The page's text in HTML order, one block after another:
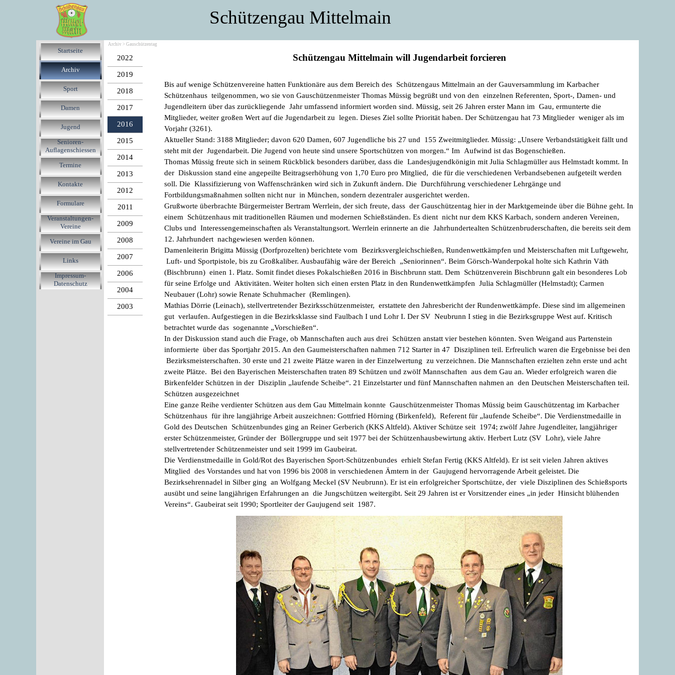
Schützengau Mittelmain
Startseite
Archiv
Sport
Damen
Jugend
Senioren-
Auflagenschiessen
Termine
Kontakte
Formulare
Veranstaltungen-
Vereine
Vereine im Gau
Links
Impressum-
Datenschutz
Archiv > Gauschützentag
2022
2019
2018
2017
2016
2015
2014
2013
2012
2011
2009
2008
2007
2006
2004
2003
Schützengau Mittelmain will Jugendarbeit forcieren
Bis auf wenige Schützenvereine hatten Funktionäre aus dem Bereich des Schützengaus Mittelmain an der Gauversammlung im Karbacher
Schützenhaus teilgenommen, wo sie von Gauschützenmeister Thomas Müssig begrüßt und von den einzelnen Referenten, Sport-, Damen- und
Jugendleitern über das zurückliegende Jahr umfassend informiert worden sind. Müssig, seit 26 Jahren erster Mann im Gau, ermunterte die
Mitglieder, weiter großen Wert auf die Jugendarbeit zu legen. Dieses Ziel sollte Priorität haben. Der Schützengau hat 73 Mitglieder weniger als im
Vorjahr (3261).
Aktueller Stand: 3188 Mitglieder; davon 620 Damen, 607 Jugendliche bis 27 und 155 Zweitmitglieder. Müssig: „Unsere Verbandstätigkeit fällt und
steht mit der Jugendarbeit. Die Jugend von heute sind unsere Sportschützen von morgen.“ Im Aufwind ist das Bogenschießen.
Thomas Müssig freute sich in seinem Rückblick besonders darüber, dass die Landesjugendkönigin mit Julia Schlagmüller aus Helmstadt kommt. In
der Diskussion stand eine angepeilte Beitragserhöhung von 1,70 Euro pro Mitglied, die für die verschiedenen Verbandsebenen aufgeteilt werden
soll. Die Klassifizierung von Waffenschränken wird sich in Zukunft ändern. Die Durchführung verschiedener Lehrgänge und
Fortbildungsmaßnahmen sollten nicht nur in München, sondern dezentraler ausgerichtet werden.
Grußworte überbrachte Bürgermeister Bertram Werrlein, der sich freute, dass der Gauschützentag hier in der Marktgemeinde über die Bühne geht. In
einem Schützenhaus mit traditionellen Räumen und modernen Schießständen. Es dient nicht nur dem KKS Karbach, sondern anderen Vereinen,
Clubs und Interessengemeinschaften als Veranstaltungsort. Werrlein erinnerte an die Jahrhundertealten Schützenbruderschaften, die bereits seit dem
12. Jahrhundert nachgewiesen werden können.
Damenleiterin Brigitta Müssig (Dorfprozelten) berichtete vom Bezirksvergleichschießen, Rundenwettkämpfen und Meisterschaften mit Luftgewehr,
Luft- und Sportpistole, bis zu Großkaliber. Ausbaufähig wäre der Bereich „Seniorinnen“. Beim Görsch-Wanderpokal holte sich Kathrin Väth
(Bischbrunn) einen 1. Platz. Somit findet dieses Pokalschießen 2016 in Bischbrunn statt. Dem Schützenverein Bischbrunn galt ein besonderes Lob
für seine Erfolge und Aktivitäten. Weiter holten sich einen ersten Platz in den Rundenwettkämpfen Julia Schlagmüller (Helmstadt); Carmen
Neubauer (Lohr) sowie Renate Schuhmacher (Remlingen).
Mathias Dörrie (Leinach), stellvertretender Bezirksschützenmeister, erstattete den Jahresbericht der Rundenwettkämpfe. Diese sind im allgemeinen
gut verlaufen. Aufgestiegen in die Bezirksklasse sind Faulbach I und Lohr I. Der SV Neubrunn I stieg in die Bezirksgruppe West auf. Kritisch
betrachtet wurde das sogenannte „Vorschießen“.
In der Diskussion stand auch die Frage, ob Mannschaften auch aus drei Schützen anstatt vier bestehen könnten. Sven Weigand aus Partenstein
informierte über das Sportjahr 2015. An den Gaumeisterschaften nahmen 712 Starter in 47 Disziplinen teil. Erfreulich waren die Ergebnisse bei den
Bezirksmeisterschaften. 30 erste und 21 zweite Plätze waren in der Einzelwertung zu verzeichnen. Die Mannschaften erzielten zehn erste und acht
zweite Plätze. Bei den Bayerischen Meisterschaften traten 89 Schützen und zwölf Mannschaften aus dem Gau an. Wieder erfolgreich waren die
Birkenfelder Schützen in der Disziplin „laufende Scheibe“. 21 Einzelstarter und fünf Mannschaften nahmen an den Deutschen Meisterschaften teil.
Schützen ausgezeichnet
Eine ganze Reihe verdienter Schützen aus dem Gau Mittelmain konnte Gauschützenmeister Thomas Müssig beim Gauschützentag im Karbacher
Schützenhaus für ihre langjährige Arbeit auszeichnen: Gottfried Hörning (Birkenfeld), Referent für „laufende Scheibe“. Die Verdienstmedaille in
Gold des Deutschen Schützenbundes ging an Reiner Gerberich (KKS Altfeld). Aktiver Schütze seit 1974; zwölf Jahre Jugendleiter, langjähriger
erster Schützenmeister, Gründer der Böllergruppe und seit 1977 bei der Schützenhausbewirtung aktiv. Herbert Lutz (SV Lohr), viele Jahre
stellvertretender Schützenmeister und seit 1999 im Gaubeirat.
Die Verdienstmedaille in Gold/Rot des Bayerischen Sport-Schützenbundes erhielt Stefan Fertig (KKS Altfeld). Er ist seit vielen Jahren aktives
Mitglied des Vorstandes und hat von 1996 bis 2008 in verschiedenen Ämtern in der Gaujugend hervorragende Arbeit geleistet. Die
Bezirksehrennadel in Silber ging an Wolfgang Meckel (SV Neubrunn). Er ist ein erfolgreicher Sportschütze, der viele Disziplinen des Schießsports
ausübt und seine langjährigen Erfahrungen an die Jungschützen weitergibt. Seit 29 Jahren ist er Vorsitzender eines „in jeder Hinsicht blühenden
Vereins“. Gaubeirat seit 1990; Sportleiter der Gaujugend seit 1987.